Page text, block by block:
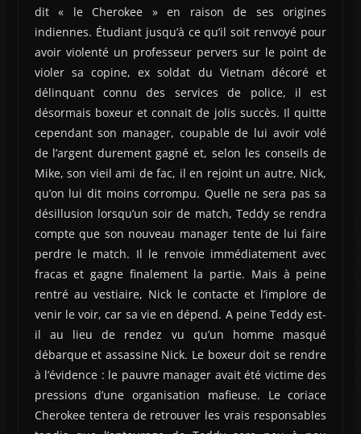
dit « le Cherokee » en raison de ses origines
indiennes. Étudiant jusqu’à ce qu’il soit renvoyé pour
avoir violenté un professeur pervers sur le point de
violer sa copine, ex soldat du Vietnam décoré et
délinquant connu des services de police, il est
désormais boxeur et connait de jolis succès. Il quitte
cependant son manager, coupable de lui avoir volé
de l’argent durement gagné et, selon les conseils de
Mike, son vieil ami de fac, il en rejoint un autre, Nick,
qu’on lui dit moins corrompu. Quelle ne sera pas sa
désillusion lorsqu’un soir de match, Teddy se rendra
compte que son nouveau manager tente de lui faire
perdre le match. Il le renvoie immédiatement avec
fracas et gagne finalement la partie. Mais à peine
rentré au vestiaire, Nick le contacte et l’implore de
venir le voir, car sa vie en dépend. A peine Teddy est-
il au lieu de rendez vu qu’un homme masqué
débarque et assassine Nick. Le boxeur doit se rendre
à l’évidence : le pauvre manager avait été victime des
pressions d’une organisation mafieuse. Le coriace
Cherokee tentera de retrouver les vrais responsables